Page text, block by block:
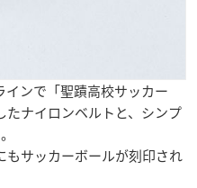
ンで「聖蹟高校サッカー
ナイロンベルトと、シンプ
サッカーボールが刻印され